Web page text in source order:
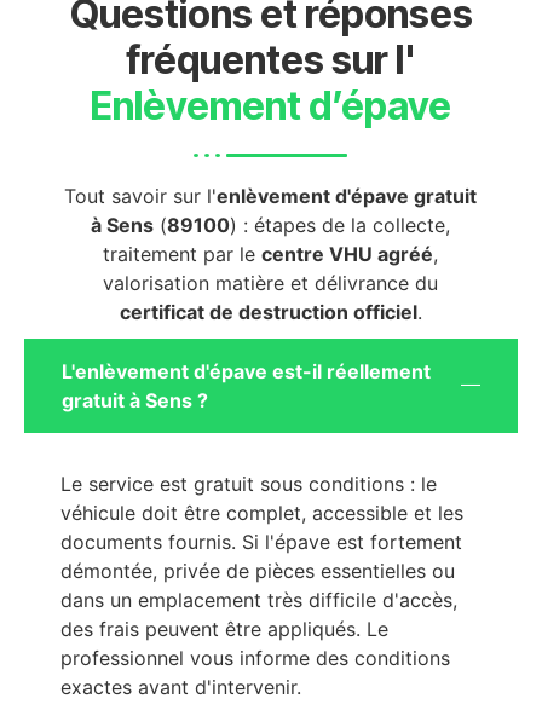
Questions et réponses
fréquentes sur l'
Enlèvement d’épave
Tout savoir sur l'enlèvement d'épave gratuit
à Sens (89100) : étapes de la collecte,
traitement par lecentre VHU agréé,
valorisation matière et délivrance du
certificat de destruction officiel.
L'enlèvement d'épave est-il réellement
gratuit à Sens ?
Le service est gratuit sous conditions : le
véhicule doit être complet, accessible et les
documents fournis. Si l'épave est fortement
démontée, privée de pièces essentielles ou
dans un emplacement très difficile d'accès,
des frais peuvent être appliqués. Le
professionnel vous informe des conditions
exactes avant d'intervenir.